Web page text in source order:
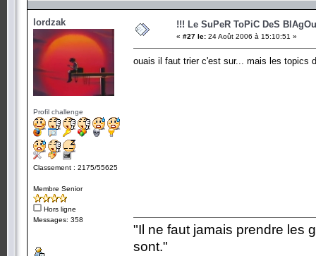
lordzak
Profil challenge
Classement : 2175/55625
Membre Senior
Hors ligne
Messages: 358
!!! Le SuPeR ToPiC DeS
« #27 le: 24 Août 2006 à 15:10:51 »
ouais il faut trier c'est sur... mais les topics
"Il ne faut jamais prendre les
sont."